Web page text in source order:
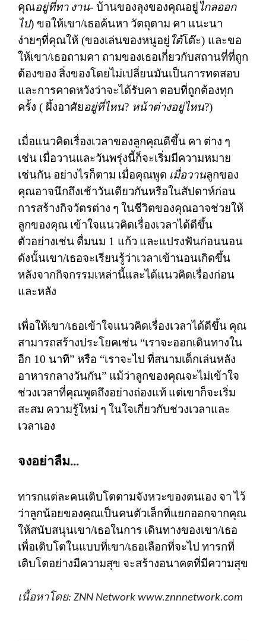
คุณอยู่ที่ทา งาน- บ้านของลุงของคุณอยู่ไกลออก
ไป) ขอให้เขา/เธอค้นหา วัตถุตาม คา แนะนา
ง่ายๆที่คุณให้ (ของเล่นของหนูอยู่ ใต้โต๊ะ) และขอ
ให้เขา/เธอถามคา ถามของเธอเกี่ยวกับสถานที่ที่ถูก
ต้องของ สิ่งของโดยไม่เปลี่ยนมันเป็นการทดสอบ
และการคาดหวังว่าจะได้รับคา ตอบที่ถูกต้องทุก
ครั้ง ( ผึ้งอาศัยอยู่ที่ไหน? หน้าต่างอยู่ไหน?)
เมื่อแนวคิดเรื่องเวลาของลูกคุณดีขึ้น คา ต่าง ๆ
เช่น เมื่อวานและวันพรุ่งนี้ก็จะเริ่มมีความหมาย
เช่นกัน อย่างไรก็ตาม เมื่อคุณพูด เมื่อวานลูกของ
คุณอาจนึกถึงเช้าวันเดียวกันหรือในสัปดาห์ก่อน
การสร้างกิจวัตรต่าง ๆ ในชีวิตของคุณอาจช่วยให้
ลูกของคุณ เข้าใจแนวคิดเรื่องเวลาได้ดีขึ้น
ตัวอย่างเช่น ดื่มนม 1 แก้ว และแปรงฟันก่อนนอน
ดังนั้นเขา/เธอจะเรียนรู้ว่าเวลาเข้านอนเกิดขึ้น
หลังจากกิจกรรมเหล่านี้และได้แนวคิดเรื่องก่อน
และหลัง
เพื่อให้เขา/เธอเข้าใจแนวคิดเรื่องเวลาได้ดีขึ้น คุณ
สามารถสร้างประโยคเช่น “เราจะออกเดินทางใน
อีก 10 นาที” หรือ “เราจะไป ที่สนามเด็กเล่นหลัง
อาหารกลางวันกัน” แม้ว่าลูกของคุณจะไม่เข้าใจ
ช่วงเวลาที่คุณพูดถึงอย่างถ่องแท้ แต่เขาก็จะเริ่ม
สะสม ความรู้ใหม่ ๆ ในใจเกี่ยวกับช่วงเวลาและ
เวลาเอง
จงอย่าลืม...
ทารกแต่ละคนเติบโตตามจังหวะของตนเอง จา ไว้
ว่าลูกน้อยของคุณเป็นคนตัวเล็กที่แยกออกจากคุณ
ให้สนับสนุนเขา/เธอในการ เดินทางของเขา/เธอ
เพื่อเติบโตในแบบที่เขา/เธอเลือกที่จะไป ทารกที่
เติบโตอย่างมีความสุข จะสร้างอนาคตที่มีความสุข
เนื้อหาโดย: ZNN Network www.znnnetwork.com